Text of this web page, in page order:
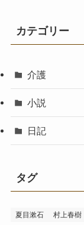
カテゴリー
介護
小説
日記
タグ
夏目漱石 村上春樹